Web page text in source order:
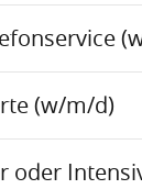
(w/m/d)
oder